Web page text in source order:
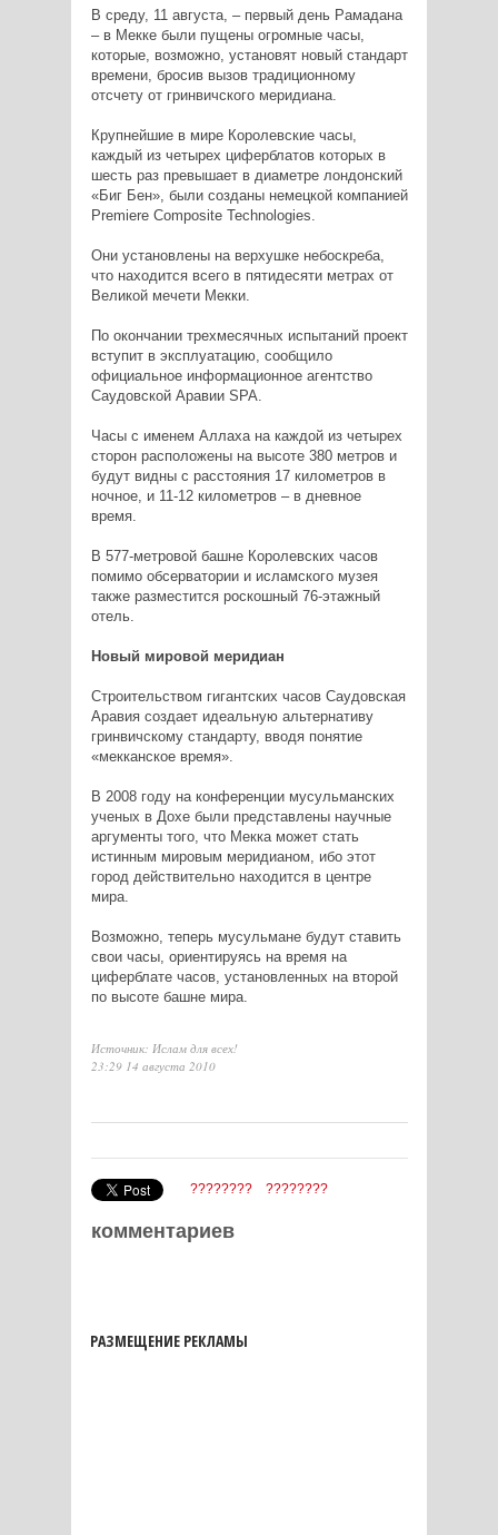
В среду, 11 августа, – первый день Рамадана
– в Мекке были пущены огромные часы,
которые, возможно, установят новый стандарт
времени, бросив вызов традиционному
отсчету от гринвичского меридиана.
Крупнейшие в мире Королевские часы,
каждый из четырех циферблатов которых в
шесть раз превышает в диаметре лондонский
«Биг Бен», были созданы немецкой компанией
Premiere Composite Technologies.
Они установлены на верхушке небоскреба,
что находится всего в пятидесяти метрах от
Великой мечети Мекки.
По окончании трехмесячных испытаний проект
вступит в эксплуатацию, сообщило
официальное информационное агентство
Саудовской Аравии SPA.
Часы с именем Аллаха на каждой из четырех
сторон расположены на высоте 380 метров и
будут видны с расстояния 17 километров в
ночное, и 11-12 километров – в дневное
время.
В 577-метровой башне Королевских часов
помимо обсерватории и исламского музея
также разместится роскошный 76-этажный
отель.
Новый мировой меридиан
Строительством гигантских часов Саудовская
Аравия создает идеальную альтернативу
гринвичскому стандарту, вводя понятие
«мекканское время».
В 2008 году на конференции мусульманских
ученых в Дохе были представлены научные
аргументы того, что Мекка может стать
истинным мировым меридианом, ибо этот
город действительно находится в центре
мира.
Возможно, теперь мусульмане будут ставить
свои часы, ориентируясь на время на
циферблате часов, установленных на второй
по высоте башне мира.
Источник: Ислам для всех!
23:29 14 августа 2010
???????? ????????
комментариев
РАЗМЕЩЕНИЕ РЕКЛАМЫ